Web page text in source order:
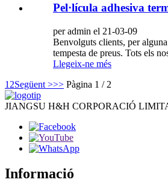
Pel·lícula adhesiva
per admin el 21-03-09
Benvolguts clients, per
tempesta de preus. Tots els
Llegeix-ne més
1 2Següent >>> Pàgina 1 / 2
JIANGSU H&H CORPORACIÓ
Informació